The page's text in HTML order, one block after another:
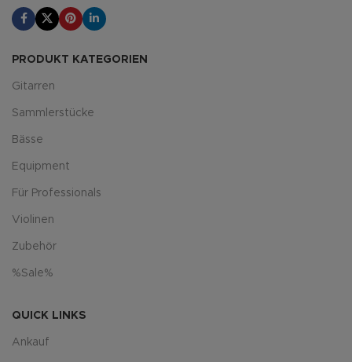
PRODUKT KATEGORIEN
Gitarren
Sammlerstücke
Bässe
Equipment
Für Professionals
Violinen
Zubehör
%Sale%
QUICK LINKS
Ankauf